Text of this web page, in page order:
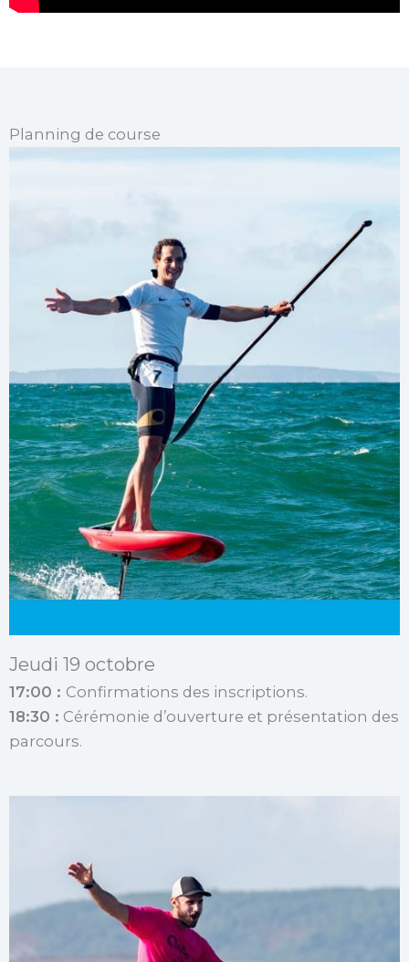
Planning de course
Jeudi 19 octobre
17:00 : Confirmations des inscriptions.
18:30 : Cérémonie d’ouverture et présentation des
parcours.